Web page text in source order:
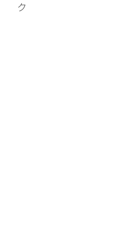
ク